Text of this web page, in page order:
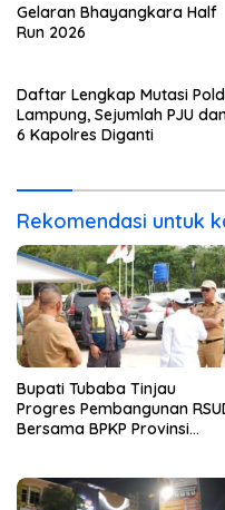
Gelaran Bhayangkara Half
Run 2026
Daftar Lengkap Mutasi
Lampung, Sejumlah PJU
6 Kapolres Diganti
Rekomendasi untuk
Bupati Tubaba Tinjau
Progres Pembangunan
Bersama BPKP Provinsi